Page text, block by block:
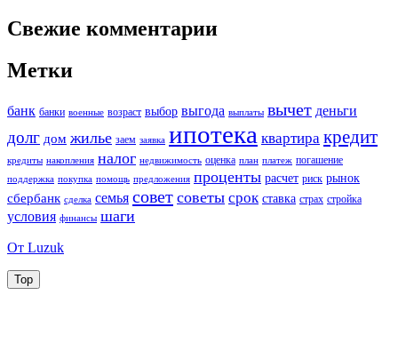
Свежие комментарии
Метки
банк банки военные возраст выбор выгода выплаты вычет деньги
долг дом жилье заем заявка ипотека квартира кредит
кредиты накопления налог недвижимость оценка план платеж погашение
поддержка покупка помощь предложения проценты расчет риск рынок
сбербанк сделка семья совет советы срок ставка страх стройка
условия финансы шаги
От Luzuk
Top